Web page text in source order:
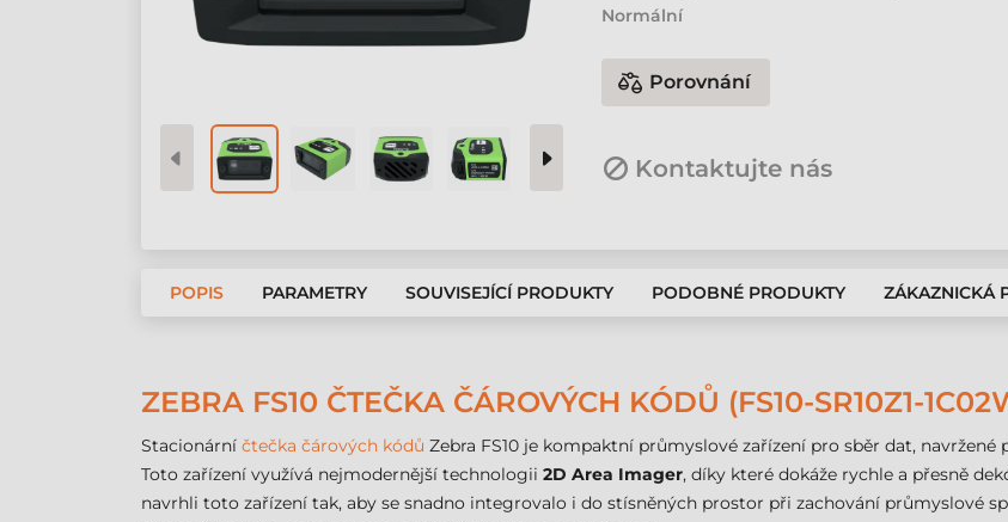
Normální
Porovnání
Kontaktujte nás
POPIS PARAMETRY SOUVISEJÍCÍ PRODUKTY PODOBNÉ PRODUKTY ZÁKAZNICKÁ
ZEBRA FS10 ČTEČKA ČÁROVÝCH KÓDŮ (FS10-SR10Z1-
Stacionární čtečka čárových kódů Zebra FS10 je kompaktní průmyslové zařízení pro sběr dat,
Toto zařízení využívá nejmodernější technologii 2D Area Imager, díky které dokáže rychle a přesně
navrhli toto zařízení tak, aby se snadno integrovalo i do stísněných prostor při zachování průmyslové